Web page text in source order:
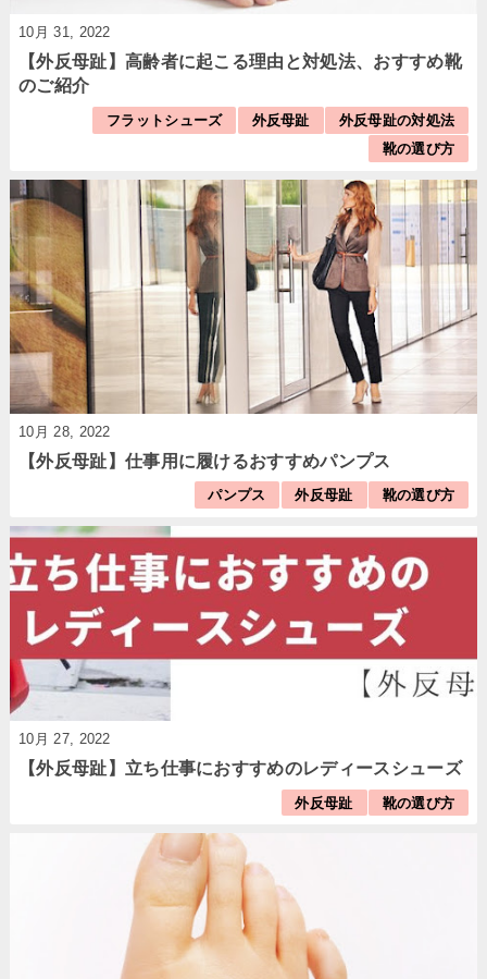
10月 31, 2022
【外反母趾】高齢者に起こる理由と対処法、おすすめ靴
のご紹介
フラットシューズ 外反母趾
外反母趾の対処法
靴の選び方
10月 28, 2022
【外反母趾】仕事用に履けるおすすめパンプス
パンプス 外反母趾 靴の選び方
10月 27, 2022
【外反母趾】立ち仕事におすすめのレディースシューズ
外反母趾 靴の選び方